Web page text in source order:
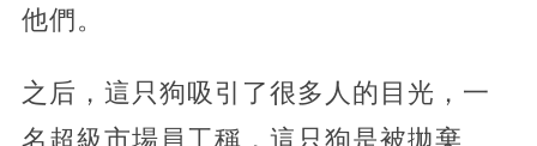
他們。
之后，這只狗吸引了很多人的目光，一
名超級市場員工稱，這只狗是被拋棄